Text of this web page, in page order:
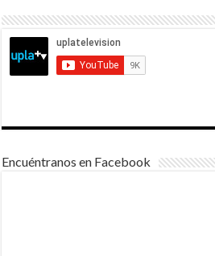
Encuéntranos en Facebook